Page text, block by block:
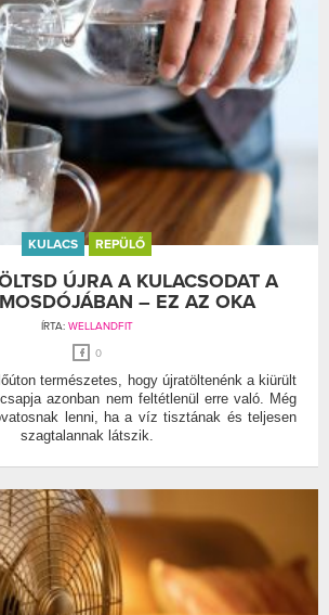
KULACS REPÜLŐ
ÚJRA A KULACSODAT A
– EZ AZ OKA
ÍRTA: WELLANDFIT
0
természetes, hogy újratöltenénk a kiürült
azonban nem feltétlenül erre való. Még
lenni, ha a víz tisztának és teljesen
szagtalannak látszik.